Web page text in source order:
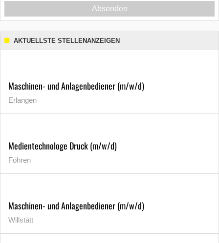
Absenden
AKTUELLSTE STELLENANZEIGEN
Maschinen- und Anlagenbediener (m/w/d)
Erlangen
Medientechnologe Druck (m/w/d)
Föhren
Maschinen- und Anlagenbediener (m/w/d)
Willstätt